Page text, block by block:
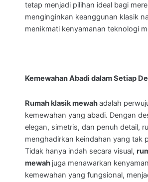
tetap menjadi pilihan ideal bagi
menginginkan keanggunan klasik
menikmati kenyamanan teknologi
Kemewahan Abadi dalam Setiap
Rumah klasik mewahadalah
kemewahan yang abadi. Dengan
elegan, simetris, dan penuh detail,
menghadirkan keindahan yang tak
Tidak hanya indah secara visual,
mewah juga menawarkan
kemewahan yang fungsional,